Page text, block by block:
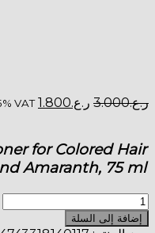
ر.ع.3.000 السعر
ر.ع.3.000.
ر.ع.1.800السعر
ر.ع.1.800.
VAT
for Colored Hair
Amaranth, 75 ml
كمية
OSإضافة إلى السلة